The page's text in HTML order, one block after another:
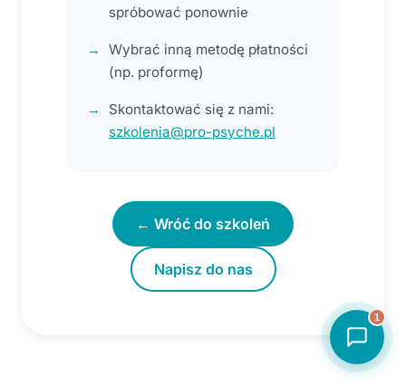
spróbować ponownie
Wybrać inną metodę płatności
(np. proformę)
Skontaktować się z nami:
szkolenia@pro-psyche.pl
← Wróć do szkoleń
Napisz do nas
1